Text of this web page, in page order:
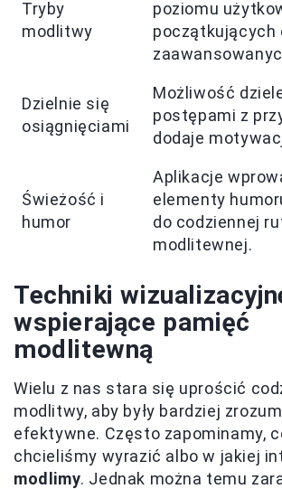
Tryby
modlitwy
poziomu
początkujących
Dzielnie się
osiągnięciami
Możliwość
postępami z
dodaje
Świeżość i
humor
Aplikacje
elementy
do codziennej
modlitewnej.
Techniki
wspierające pamięć
modlitewną
Wielu z nas stara się uprościć
modlitwy, aby były bardziej
efektywne. Często zapominamy,
chcieliśmy wyrazić albo w jakiej
modlimy. Jednak można temu